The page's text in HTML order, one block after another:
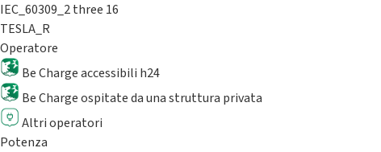
IEC_60309_2 three 16
TESLA_R
Operatore
Be Charge accessibili h24
Be Charge ospitate da una struttura privata
Altri operatori
Potenza